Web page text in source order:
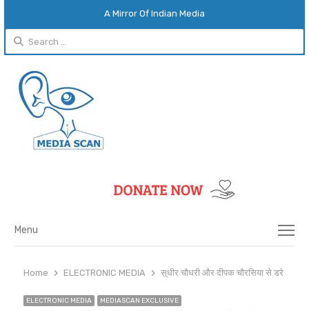
A Mirror Of Indian Media
Search
for:
Menu
Menu
Home ELECTRONIC MEDIA सुधीर चौधरी और दीपक चौरसिया से डरे
ELECTRONIC MEDIA MEDIASCAN EXCLUSIVE